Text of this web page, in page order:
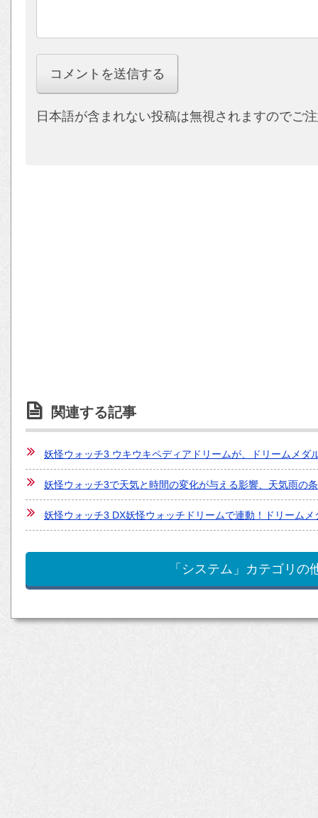
日本語が含まれない投稿は無視されますのでご
関連する記事
妖怪ウォッチ3 ウキウキペディアドリームが、ドリームメダ
妖怪ウォッチ3で天気と時間の変化が与える影響、天気雨の
妖怪ウォッチ3 DX妖怪ウォッチドリームで連動！ドリーム
「システム」カテゴリの